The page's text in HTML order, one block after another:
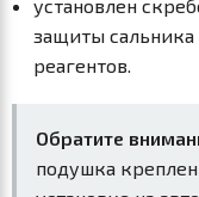
установлен
защиты сальника
реагентов.
Обратите
подушка